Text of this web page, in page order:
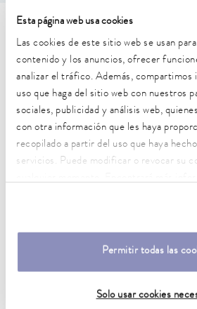
Esta página web usa cookies
Las cookies de este sitio web se usan
contenido y los anuncios, ofrecer
analizar el tráfico. Además, compartimos
uso que haga del sitio web con nuestros
sociales, publicidad y análisis web,
con otra información que les haya
recopilado a partir del uso que haya
servicios. Puede modificar o revocar su
Permitir todas las
Solo usar cookies
Características
DIN 12876)
Rango de temperatura de trabajo
70 ... 300 °C
Rango de temperatura de trabajo
agua
20 ... 300 °C
5 ... 40 °C